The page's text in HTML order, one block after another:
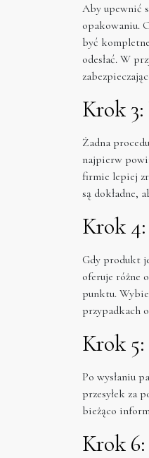
Aby upewnić
opakowaniu.
być
odesłać. W
Krok
Żadna
najpierw
firmie lepiej
są dokładne,
Krok
Gdy produkt
oferuje różne
punktu.
przypadkach
Krok
Po wysłaniu
przesyłek za
bieżąco
Krok